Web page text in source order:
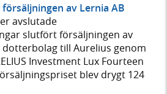
av Lernia AB
avslutade
slutfört försäljningen av
dotterbolag till Aurelius genom
Investment Lux Fourteen
blev drygt 124